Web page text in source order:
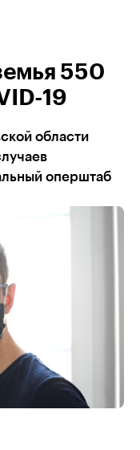
550
19
области
оперштаб